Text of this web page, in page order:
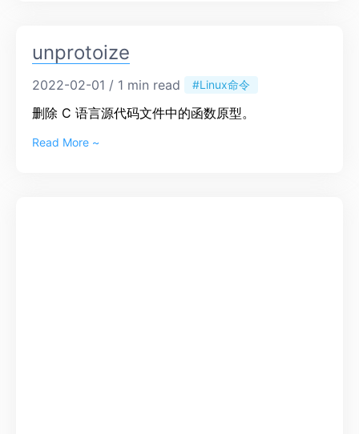
unprotoize
2022-02-01 / 1 min read #Linux命令
删除 C 语言源代码文件中的函数原型。
Read More ~